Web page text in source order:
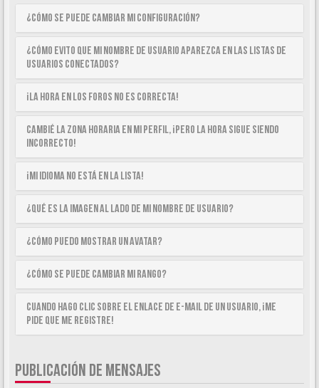
¿Cómo se puede cambiar mi configuración?
¿Cómo evito que mi nombre de usuario aparezca en las listas de
usuarios conectados?
¡La hora en los foros no es correcta!
Cambié la zona horaria en mi perfil, ¡pero la hora sigue siendo
incorrecto!
¡Mi idioma no está en la lista!
¿Qué es la imagen al lado de mi nombre de usuario?
¿Cómo puedo mostrar un avatar?
¿Cómo se puede cambiar mi rango?
Cuando hago clic sobre el enlace de e-mail de un usuario, ¡me
pide que me registre!
PUBLICACIÓN DE MENSAJES